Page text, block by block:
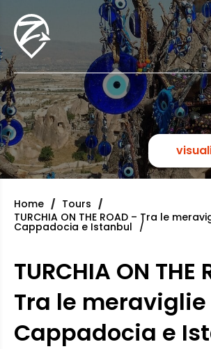
Home
Tours
TURCHIA ON THE ROAD – Tra le
Cappadocia e Istanbul
TURCHIA ON THE
Tra le
Cappadocia e